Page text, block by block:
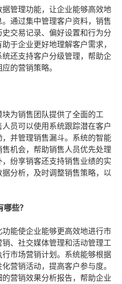
管理功能，让企业能够高效地
通过集中管理客户资料，销售
交易记录、偏好设置和行为分
于企业更好地理解客户需求，
还支持客户分级管理，帮助企
的营销策略。
为销售团队提供了全面的工
员可以使用系统跟踪潜在客户
并管理销售漏斗。系统的智能
机会，帮助销售人员优先处理
纷享销客还支持销售业绩的实
分析，及时调整销售策略，以
些？
能使企业能够更高效地进行市
、社交媒体管理和活动管理工
市场营销计划。系统能够根据
营销活动，提高客户参与度。
营销效果分析报告，帮助企业